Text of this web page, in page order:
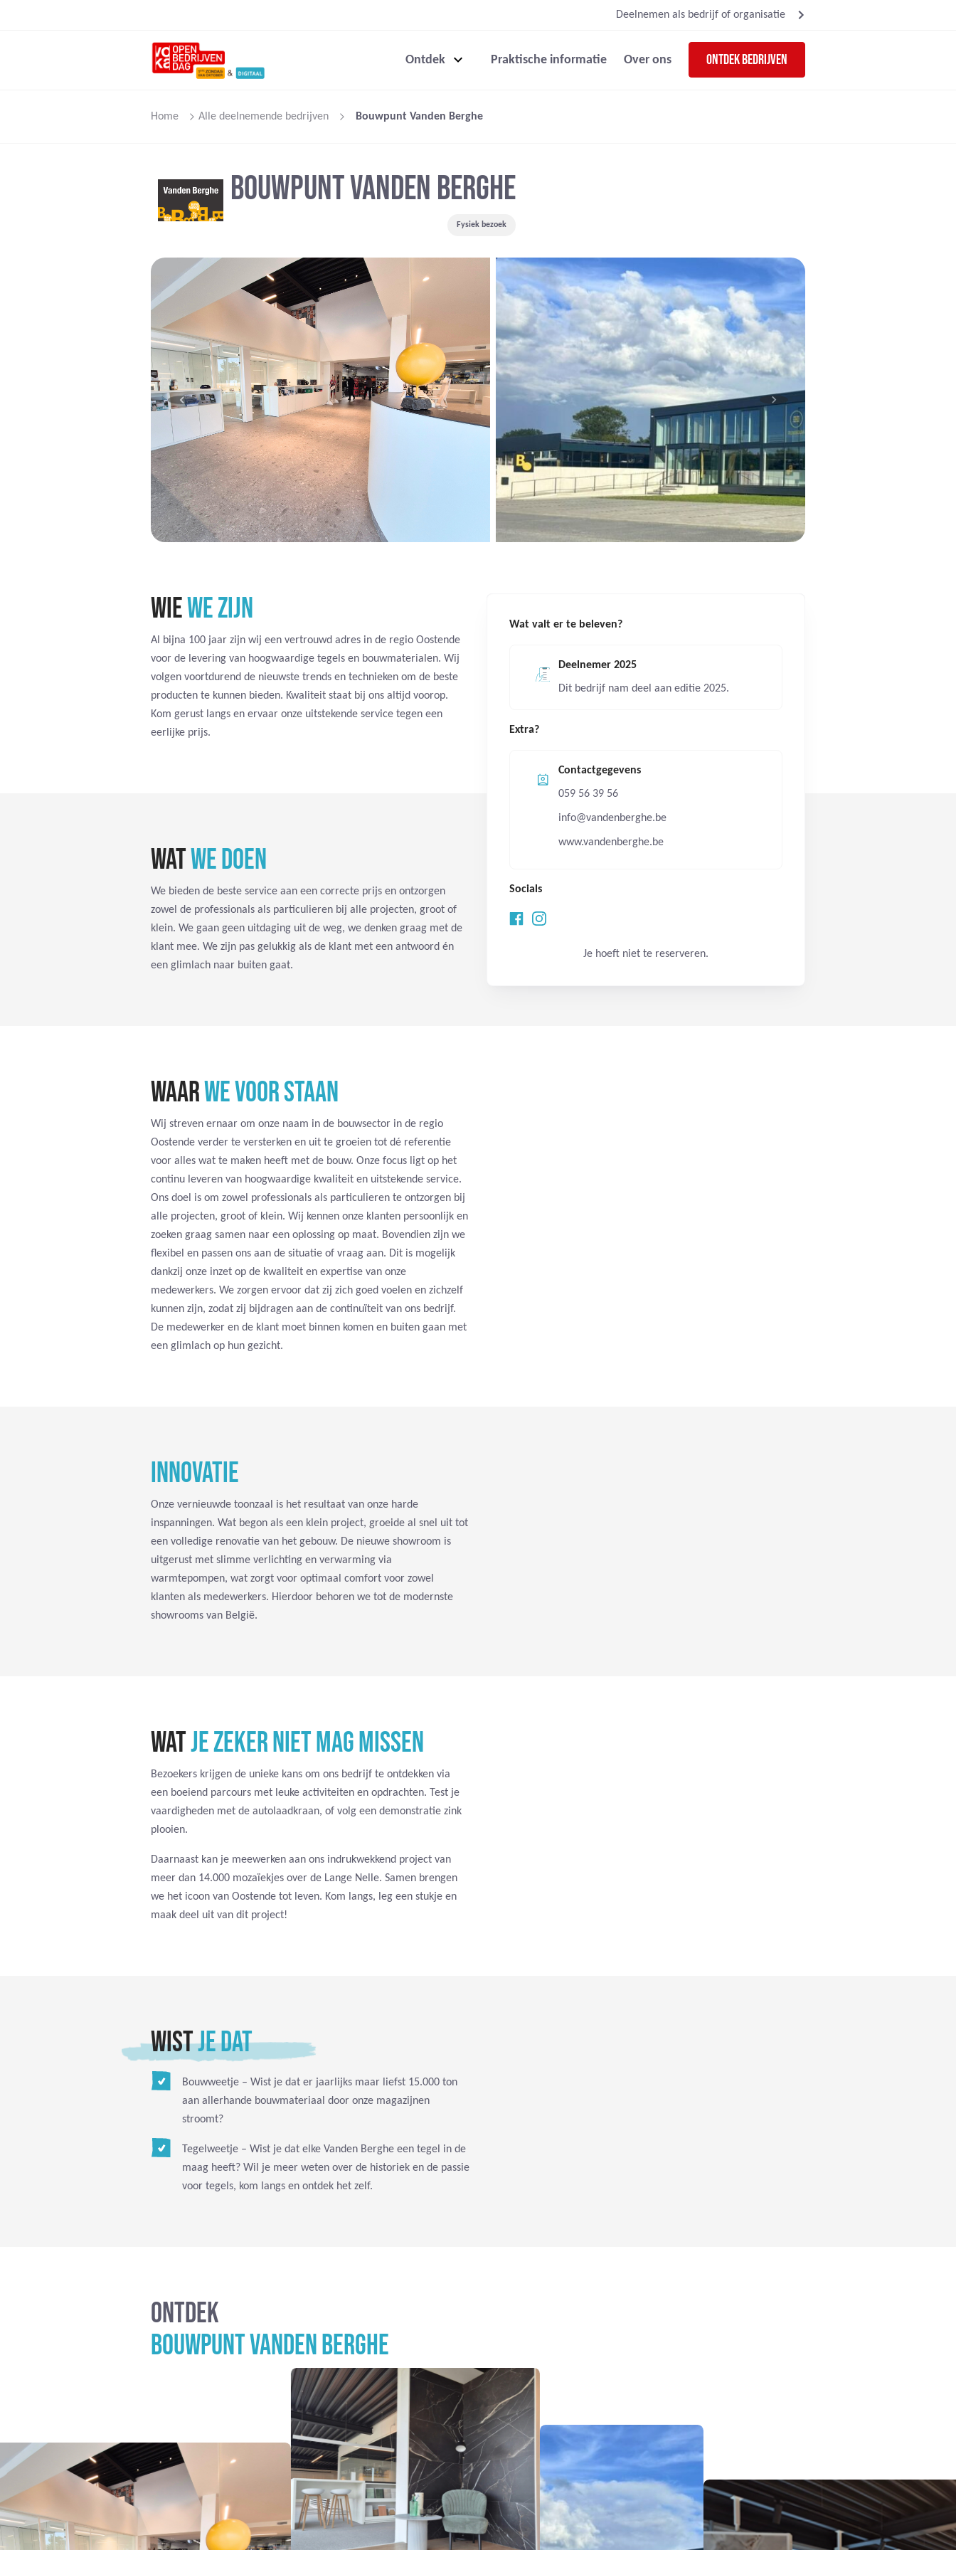
Deelnemen als bedrijf of organisatie
Ontdek Praktische informatie Over ons Ontdek bedrijven
Home Alle deelnemende bedrijven Bouwpunt Vanden Berghe
BOUWPUNT VANDEN BERGHE
Fysiek bezoek
Wat valt er te beleven?
Deelnemer 2025
Dit bedrijf nam deel aan editie 2025.
Extra?
Contactgegevens
059 56 39 56
info@vandenberghe.be
www.vandenberghe.be
Socials
Je hoeft niet te reserveren.
WIEWE ZIJN
Al bijna 100 jaar zijn wij een vertrouwd adres in de regio Oostende
voor de levering van hoogwaardige tegels en bouwmaterialen. Wij
volgen voortdurend de nieuwste trends en technieken om de beste
producten te kunnen bieden. Kwaliteit staat bij ons altijd voorop.
Kom gerust langs en ervaar onze uitstekende service tegen een
eerlijke prijs.
WATWE DOEN
We bieden de beste service aan een correcte prijs en ontzorgen
zowel de professionals als particulieren bij alle projecten, groot of
klein. We gaan geen uitdaging uit de weg, we denken graag met de
klant mee. We zijn pas gelukkig als de klant met een antwoord én
een glimlach naar buiten gaat.
WAARWE VOOR STAAN
Wij streven ernaar om onze naam in de bouwsector in de regio
Oostende verder te versterken en uit te groeien tot dé referentie
voor alles wat te maken heeft met de bouw. Onze focus ligt op het
continu leveren van hoogwaardige kwaliteit en uitstekende service.
Ons doel is om zowel professionals als particulieren te ontzorgen bij
alle projecten, groot of klein. Wij kennen onze klanten persoonlijk en
zoeken graag samen naar een oplossing op maat. Bovendien zijn we
flexibel en passen ons aan de situatie of vraag aan. Dit is mogelijk
dankzij onze inzet op de kwaliteit en expertise van onze
medewerkers. We zorgen ervoor dat zij zich goed voelen en zichzelf
kunnen zijn, zodat zij bijdragen aan de continuïteit van ons bedrijf.
De medewerker en de klant moet binnen komen en buiten gaan met
een glimlach op hun gezicht.
INNOVATIE
Onze vernieuwde toonzaal is het resultaat van onze harde
inspanningen. Wat begon als een klein project, groeide al snel uit tot
een volledige renovatie van het gebouw. De nieuwe showroom is
uitgerust met slimme verlichting en verwarming via
warmtepompen, wat zorgt voor optimaal comfort voor zowel
klanten als medewerkers. Hierdoor behoren we tot de modernste
showrooms van België.
WATJE ZEKER NIET MAG MISSEN
Bezoekers krijgen de unieke kans om ons bedrijf te ontdekken via
een boeiend parcours met leuke activiteiten en opdrachten. Test je
vaardigheden met de autolaadkraan, of volg een demonstratie zink
plooien.
Daarnaast kan je meewerken aan ons indrukwekkend project van
meer dan 14.000 mozaïekjes over de Lange Nelle. Samen brengen
we het icoon van Oostende tot leven. Kom langs, leg een stukje en
maak deel uit van dit project!
WISTJE DAT
Bouwweetje – Wist je dat er jaarlijks maar liefst 15.000 ton
aan allerhande bouwmateriaal door onze magazijnen
stroomt?
Tegelweetje – Wist je dat elke Vanden Berghe een tegel in de
maag heeft? Wil je meer weten over de historiek en de passie
voor tegels, kom langs en ontdek het zelf.
ONTDEK
BOUWPUNT VANDEN BERGHE